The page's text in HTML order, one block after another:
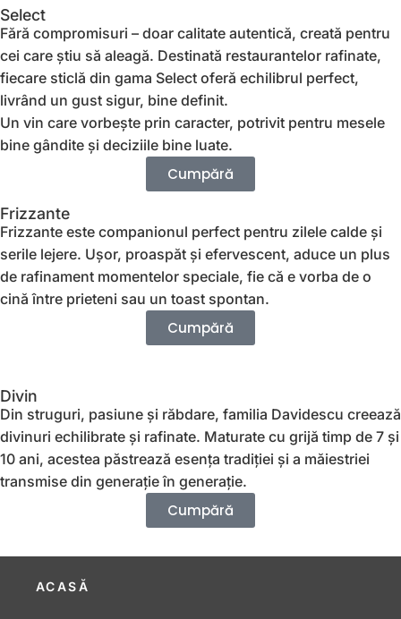
Select
Fără compromisuri – doar calitate autentică, creată pentru
cei care știu să aleagă. Destinată restaurantelor rafinate,
fiecare sticlă din gama Select oferă echilibrul perfect,
livrând un gust sigur, bine definit.
Un vin care vorbește prin caracter, potrivit pentru mesele
bine gândite și deciziile bine luate.
Cumpără
Frizzante
Frizzante este companionul perfect pentru zilele calde și
serile lejere. Ușor, proaspăt și efervescent, aduce un plus
de rafinament momentelor speciale, fie că e vorba de o
cină între prieteni sau un toast spontan.
Cumpără
Divin
Din struguri, pasiune și răbdare, familia Davidescu creează
divinuri echilibrate și rafinate. Maturate cu grijă timp de 7 și
10 ani, acestea păstrează esența tradiției și a măiestriei
transmise din generație în generație.
Cumpără
ACASĂ